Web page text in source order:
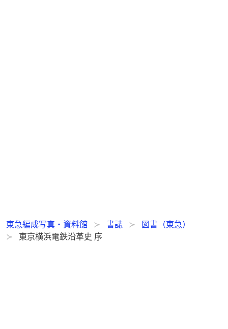
東急編成写真・資料館 書誌
図書（東急）
東京横浜電鉄沿革史 序